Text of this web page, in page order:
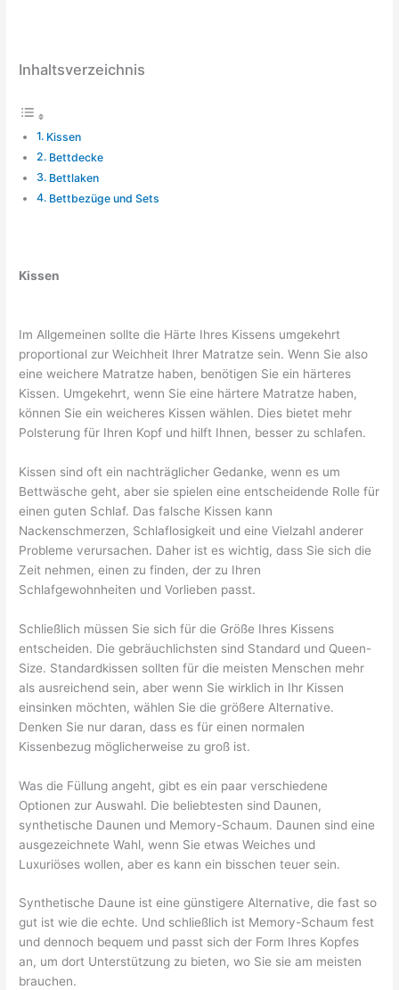
Inhaltsverzeichnis
Kissen
Bettdecke
Bettlaken
Bettbezüge und Sets
Kissen
Im Allgemeinen sollte die Härte Ihres Kissens umgekehrt
proportional zur Weichheit Ihrer Matratze sein. Wenn Sie also
eine weichere Matratze haben, benötigen Sie ein härteres
Kissen. Umgekehrt, wenn Sie eine härtere Matratze haben,
können Sie ein weicheres Kissen wählen. Dies bietet mehr
Polsterung für Ihren Kopf und hilft Ihnen, besser zu schlafen.
Kissen sind oft ein nachträglicher Gedanke, wenn es um
Bettwäsche geht, aber sie spielen eine entscheidende Rolle für
einen guten Schlaf. Das falsche Kissen kann
Nackenschmerzen, Schlaflosigkeit und eine Vielzahl anderer
Probleme verursachen. Daher ist es wichtig, dass Sie sich die
Zeit nehmen, einen zu finden, der zu Ihren
Schlafgewohnheiten und Vorlieben passt.
Schließlich müssen Sie sich für die Größe Ihres Kissens
entscheiden. Die gebräuchlichsten sind Standard und Queen-
Size. Standardkissen sollten für die meisten Menschen mehr
als ausreichend sein, aber wenn Sie wirklich in Ihr Kissen
einsinken möchten, wählen Sie die größere Alternative.
Denken Sie nur daran, dass es für einen normalen
Kissenbezug möglicherweise zu groß ist.
Was die Füllung angeht, gibt es ein paar verschiedene
Optionen zur Auswahl. Die beliebtesten sind Daunen,
synthetische Daunen und Memory-Schaum. Daunen sind eine
ausgezeichnete Wahl, wenn Sie etwas Weiches und
Luxuriöses wollen, aber es kann ein bisschen teuer sein.
Synthetische Daune ist eine günstigere Alternative, die fast so
gut ist wie die echte. Und schließlich ist Memory-Schaum fest
und dennoch bequem und passt sich der Form Ihres Kopfes
an, um dort Unterstützung zu bieten, wo Sie sie am meisten
brauchen.